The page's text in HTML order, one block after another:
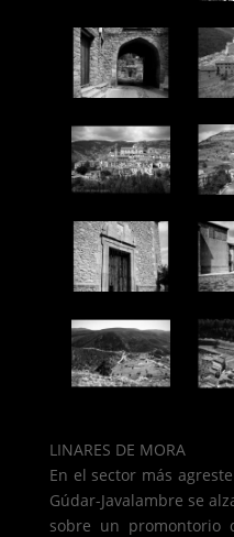
LINARES DE MORA
En el sector más
Gúdar-Javalambre se
sobre un promontorio